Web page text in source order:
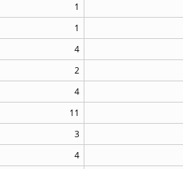
1
1
4
2
4
11
3
4